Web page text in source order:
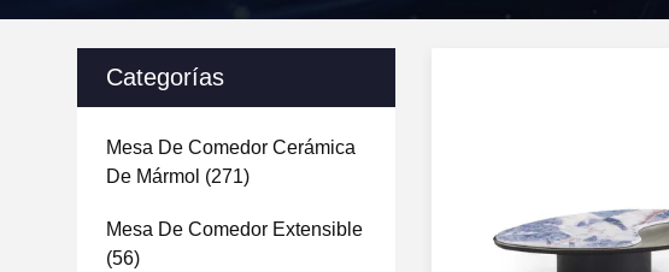
Categorías
Mesa De Comedor Cerámica
De Mármol (271)
Mesa De Comedor Extensible
(56)